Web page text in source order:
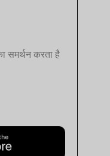
समर्थन करता है